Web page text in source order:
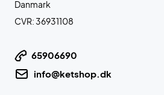
Danmark
CVR: 36931108
65906690
info@ketshop.dk